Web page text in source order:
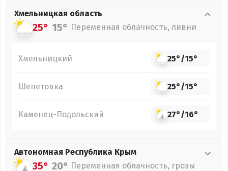
Хмельницкая область
25° 15° Переменная облачность, ливни
Хмельницкий 25°/15°
Шепетовка 25°/15°
Каменец-Подольский 27°/16°
Автономная Республика Крым
35° 20° Переменная облачность, грозы